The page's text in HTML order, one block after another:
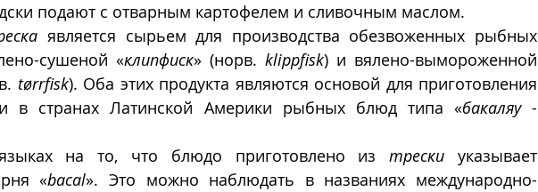
подают с отварным картофелем и сливочным маслом.
является сырьем для производства обезвоженных рыбных
сушеной «клипфиск» (норв. klippfisk) и вялено-вымороженной
tørrfisk). Оба этих продукта являются основой для приготовления
в странах Латинской Америки рыбных блюд типа «бакаляу
на то, что блюдо приготовлено из трески указывает
«bacal». Это можно наблюдать в названиях международно-